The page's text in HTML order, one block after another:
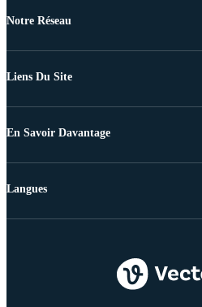
Notre Réseau
Liens Du Site
En Savoir Davantage
Langues